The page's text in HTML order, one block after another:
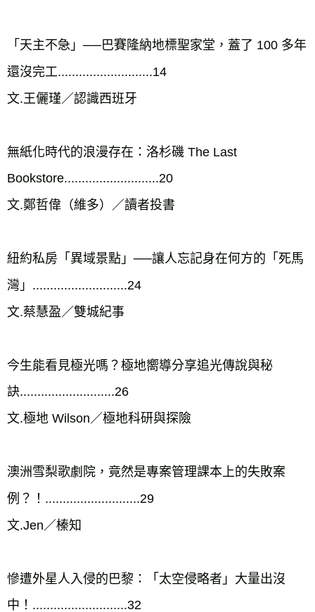
「天主不急」──巴賽隆納地標聖家堂，蓋了 100 多年
還沒完工...........................14
文.王儷瑾／認識西班牙
無紙化時代的浪漫存在：洛杉磯 The Last
Bookstore...........................20
文.鄭哲偉（維多）／讀者投書
紐約私房「異域景點」──讓人忘記身在何方的「死馬
灣」...........................24
文.蔡慧盈／雙城紀事
今生能看見極光嗎？極地嚮導分享追光傳說與秘
訣...........................26
文.極地 Wilson／極地科研與探險
澳洲雪梨歌劇院，竟然是專案管理課本上的失敗案
例？！...........................29
文.Jen／榛知
慘遭外星人入侵的巴黎：「太空侵略者」大量出沒
中！...........................32